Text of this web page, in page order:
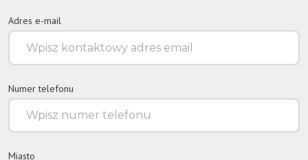
Adres e-mail
Numer telefonu
Miasto